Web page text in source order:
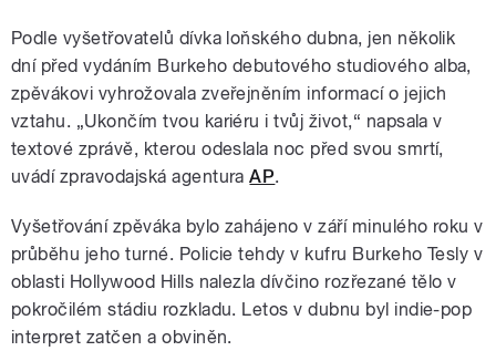
Podle vyšetřovatelů dívka loňského dubna, jen několik
dní před vydáním Burkeho debutového studiového alba,
zpěvákovi vyhrožovala zveřejněním informací o jejich
vztahu. „Ukončím tvou kariéru i tvůj život,“ napsala v
textové zprávě, kterou odeslala noc před svou smrtí,
uvádí zpravodajská agenturaAP.
Vyšetřování zpěváka bylo zahájeno v září minulého roku v
průběhu jeho turné. Policie tehdy v kufru Burkeho Tesly v
oblasti Hollywood Hills nalezla dívčino rozřezané tělo v
pokročilém stádiu rozkladu. Letos v dubnu byl indie-pop
interpret zatčen a obviněn.